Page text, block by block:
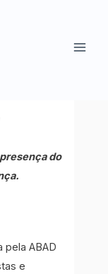
em
do
pela ABAD
e